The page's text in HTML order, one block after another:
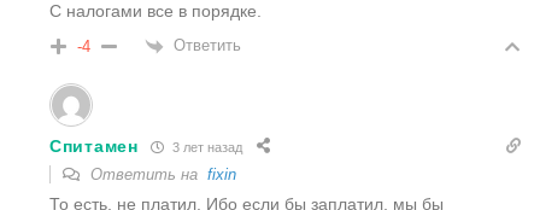
С налогами все в порядке.
-4 Ответить
Спитамен 3 лет назад
Ответить на fixin
То есть, не платил. Ибо если бы заплатил, мы бы